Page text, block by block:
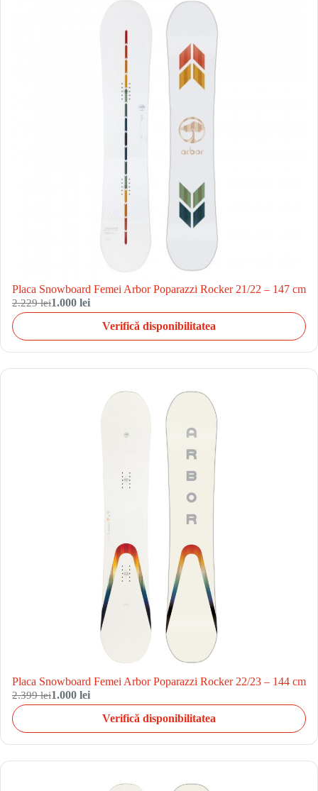
Placa Snowboard Femei Arbor Poparazzi Rocker 21/22 – 147 cm
2.229 lei1.000 lei
Verifică disponibilitatea
Placa Snowboard Femei Arbor Poparazzi Rocker 22/23 – 144 cm
2.399 lei1.000 lei
Verifică disponibilitatea